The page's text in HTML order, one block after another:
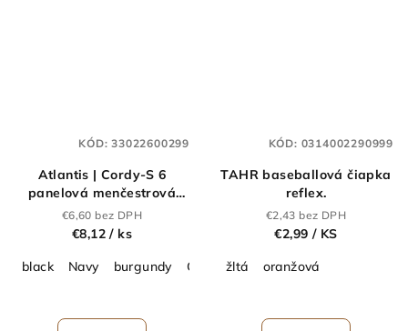
Atlantis | Cordy-S 6
panelová menčestrová
šiltovka_33.0226
€6,60 bez DPH
€8,12/ ks
black
Navy burgundy Olive Brown grey
KÓD:33022600299
TAHR baseballová čiapka
reflex.
€2,43 bez DPH
€2,99 / KS
žltá
oranžová
KÓD: 0314002290999